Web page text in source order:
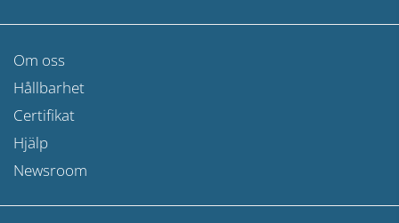
Om oss
Hållbarhet
Certifikat
Hjälp
Newsroom